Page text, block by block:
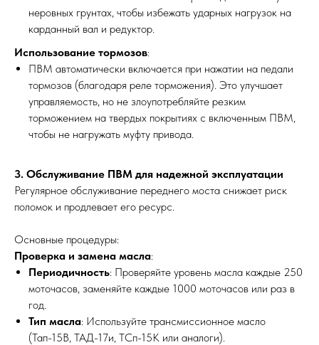
неровных грунтах, чтобы избежать ударных нагрузок на
карданный вал и редуктор.
Использование тормозов:
ПВМ автоматически включается при нажатии на педали
тормозов (благодаря реле торможения). Это улучшает
управляемость, но не злоупотребляйте резким
торможением на твердых покрытиях с включенным ПВМ,
чтобы не нагружать муфту привода.
3. Обслуживание ПВМ для надежной эксплуатации
Регулярное обслуживание переднего моста снижает риск
поломок и продлевает его ресурс.
Основные процедуры:
Проверка и замена масла:
Периодичность: Проверяйте уровень масла каждые 250
моточасов, заменяйте каждые 1000 моточасов или раз в
год.
Тип масла: Используйте трансмиссионное масло
(Тап-15В, ТАД-17и, ТСп-15К или аналоги).